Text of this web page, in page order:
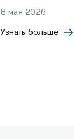
8 мая 2026
Узнать больше